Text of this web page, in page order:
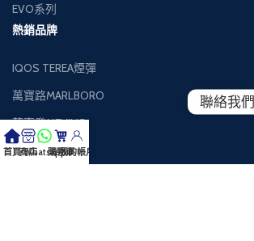
EVO系列
熱銷品牌
IQOS TEREA煙彈
萬寶路MARLBORO
萬事發MEVIUS
健牌KENT
首頁商店
Whatsapp
購物車我的帳戶
聯絡我們